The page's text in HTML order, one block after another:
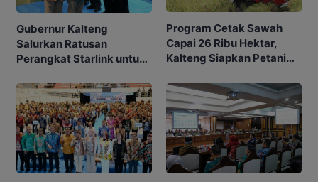
Gubernur Kalteng
Salurkan Ratusan
Perangkat Starlink untuk
Program Cetak Sawah
Capai 26 Ribu Hektar,
Kalteng Siapkan Petani